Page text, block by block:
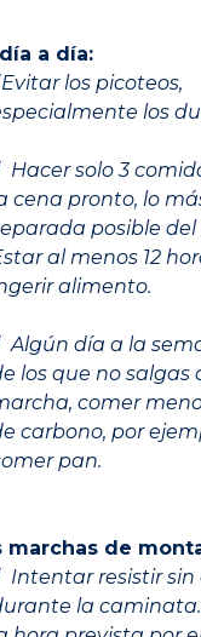
a día:
los picoteos,
los
Hacer solo 3
cena pronto, lo
posible del
al menos 12
alimento.
Algún día a la
los que no salgas
comer
carbono, por
pan.
marchas de
Intentar resistir sin
la caminata.